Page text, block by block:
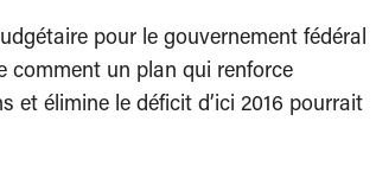
pour le gouvernement fédéral
comment un plan qui renforce
et élimine le déficit d’ici 2016 pourrait